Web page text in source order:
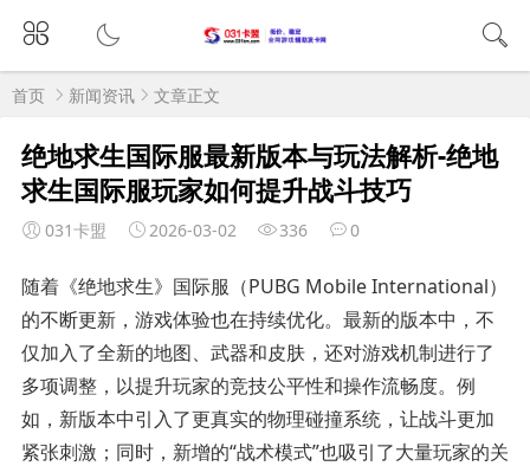
首页 新闻资讯 文章正文
绝地求生国际服最新版本与玩法解析-绝地
求生国际服玩家如何提升战斗技巧
031卡盟 2026-03-02 336 0
随着《绝地求生》国际服（PUBG Mobile International）
的不断更新，游戏体验也在持续优化。最新的版本中，不
仅加入了全新的地图、武器和皮肤，还对游戏机制进行了
多项调整，以提升玩家的竞技公平性和操作流畅度。例
如，新版本中引入了更真实的物理碰撞系统，让战斗更加
紧张刺激；同时，新增的“战术模式”也吸引了大量玩家的关